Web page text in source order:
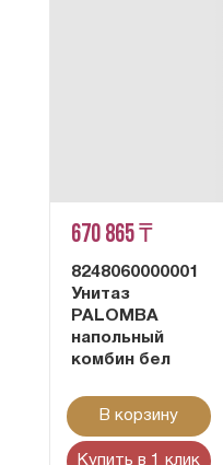
670 865 ₸
8248060000001
Унитаз
PALOMBA
напольный
комбин бел
В корзину
Купить в 1 клик